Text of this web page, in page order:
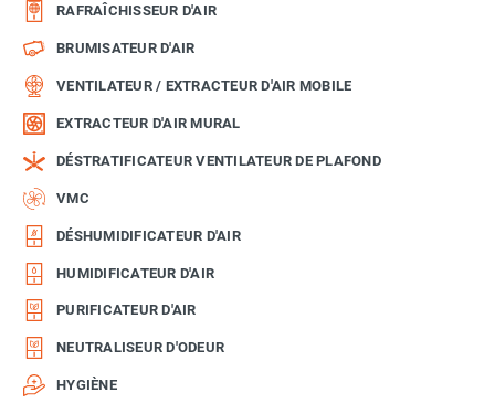
RAFRAÎCHISSEUR D'AIR
BRUMISATEUR D'AIR
VENTILATEUR / EXTRACTEUR D'AIR MOBILE
EXTRACTEUR D'AIR MURAL
DÉSTRATIFICATEUR VENTILATEUR DE PLAFOND
VMC
DÉSHUMIDIFICATEUR D'AIR
HUMIDIFICATEUR D'AIR
PURIFICATEUR D'AIR
NEUTRALISEUR D'ODEUR
HYGIÈNE